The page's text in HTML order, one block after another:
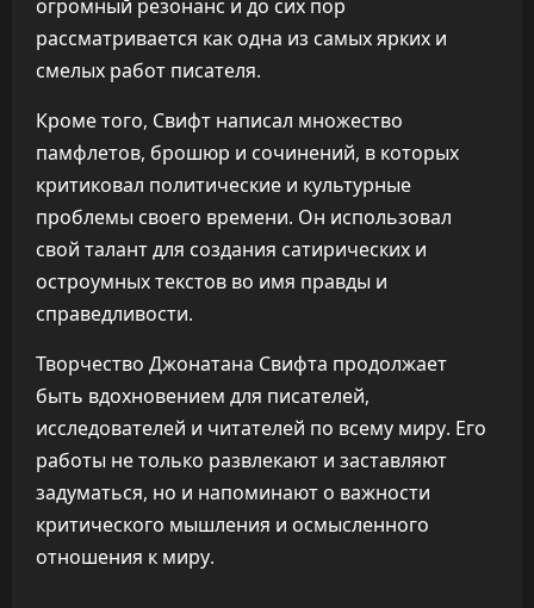
огромный резонанс и до сих пор
рассматривается как одна из самых ярких и
смелых работ писателя.
Кроме того, Свифт написал множество
памфлетов, брошюр и сочинений, в которых
критиковал политические и культурные
проблемы своего времени. Он использовал
свой талант для создания сатирических и
остроумных текстов во имя правды и
справедливости.
Творчество Джонатана Свифта продолжает
быть вдохновением для писателей,
исследователей и читателей по всему миру. Его
работы не только развлекают и заставляют
задуматься, но и напоминают о важности
критического мышления и осмысленного
отношения к миру.